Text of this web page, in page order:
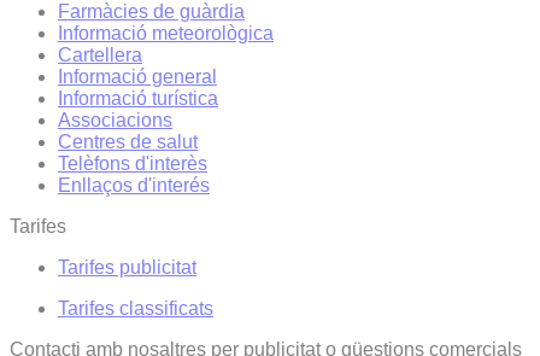
Farmàcies de guàrdia
Informació meteorològica
Cartellera
Informació general
Informació turística
Associacions
Centres de salut
Telèfons d'interès
Enllaços d'interés
Tarifes
Tarifes publicitat
Tarifes classificats
Contacti amb nosaltres per publicitat o qüestions comercials